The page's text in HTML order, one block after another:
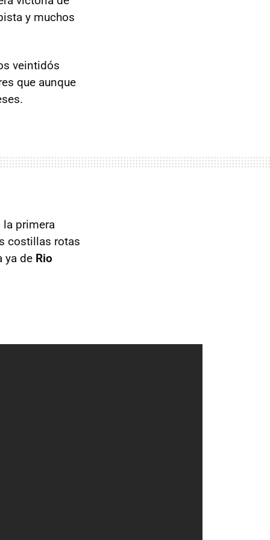
y muchos
veintidós
que aunque
la primera
costillas rotas
ya de Rio